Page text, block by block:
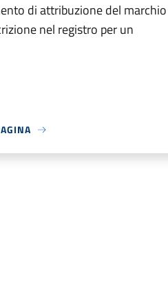
di attribuzione del marchio
nel registro per un